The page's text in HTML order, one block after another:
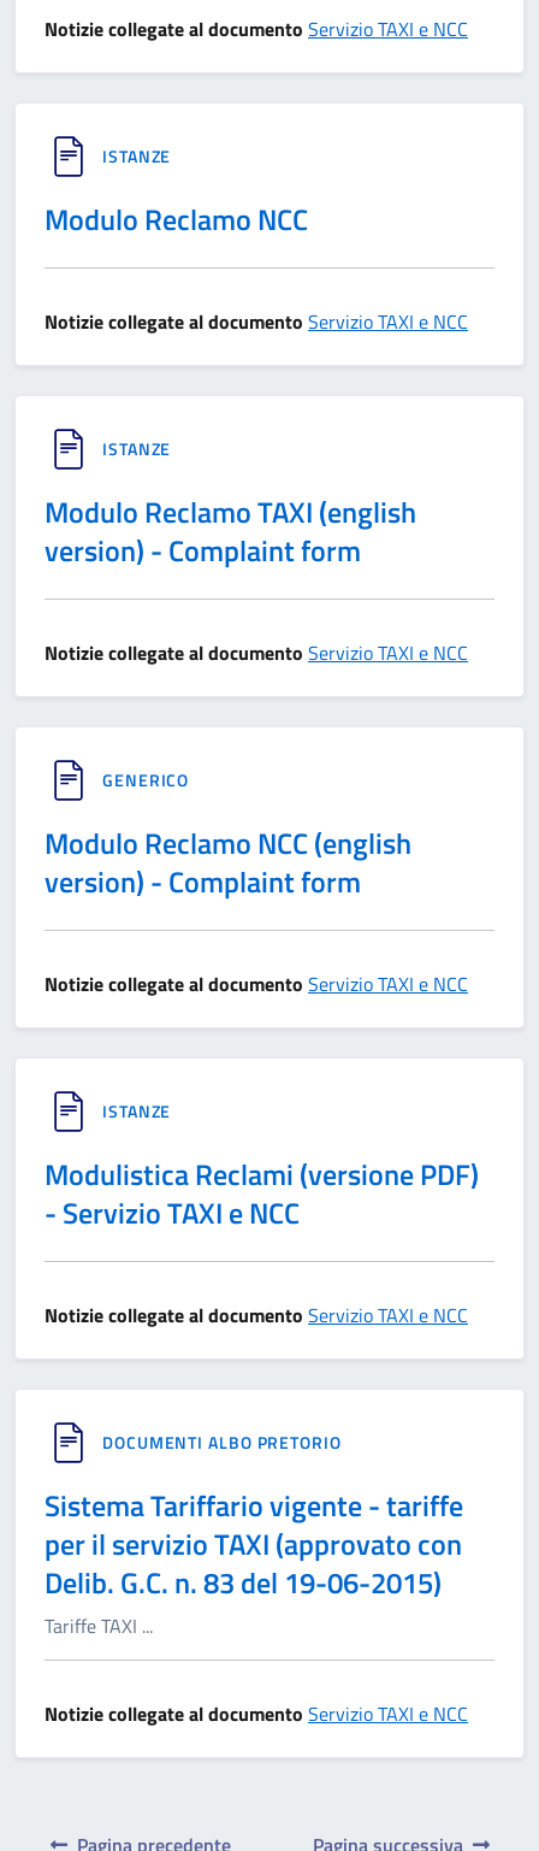
Notizie collegate al documento Servizio TAXI e NCC
ISTANZE
Modulo Reclamo NCC
Notizie collegate al documento Servizio TAXI e NCC
ISTANZE
Modulo Reclamo TAXI (english
version) - Complaint form
Notizie collegate al documento Servizio TAXI e NCC
GENERICO
Modulo Reclamo NCC (english
version) - Complaint form
Notizie collegate al documento Servizio TAXI e NCC
ISTANZE
Modulistica Reclami (versione PDF)
- Servizio TAXI e NCC
Notizie collegate al documento Servizio TAXI e NCC
DOCUMENTI ALBO PRETORIO
Sistema Tariffario vigente - tariffe
per il servizio TAXI (approvato con
Delib. G.C. n. 83 del 19-06-2015)
Tariffe TAXI ...
Notizie collegate al documento Servizio TAXI e NCC
Pagina precedente Pagina successiva